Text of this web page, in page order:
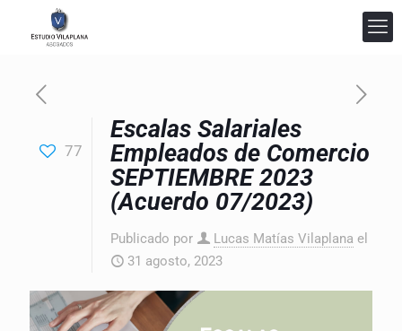
77
Escalas Salariales
Empleados de Comercio
SEPTIEMBRE 2023
(Acuerdo 07/2023)
Publicado por Lucas Matías Vilaplana el
31 agosto, 2023
Estudio Vilaplana Abogados